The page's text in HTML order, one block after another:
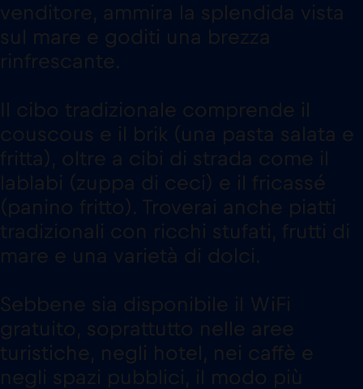
venditore, ammira la splendida vista
sul mare e goditi una brezza
rinfrescante.
Il cibo tradizionale comprende il
couscous e il brik (una pasta salata e
fritta), oltre a cibi di strada come il
lablabi (zuppa di ceci) e il fricassé
(panino fritto). Troverai anche piatti
tradizionali con ricchi stufati, frutti di
mare e una varietà di dolci.
Sebbene sia disponibile il WiFi
gratuito, soprattutto nelle aree
turistiche, negli hotel, nei caffè e
negli spazi pubblici, il modo più